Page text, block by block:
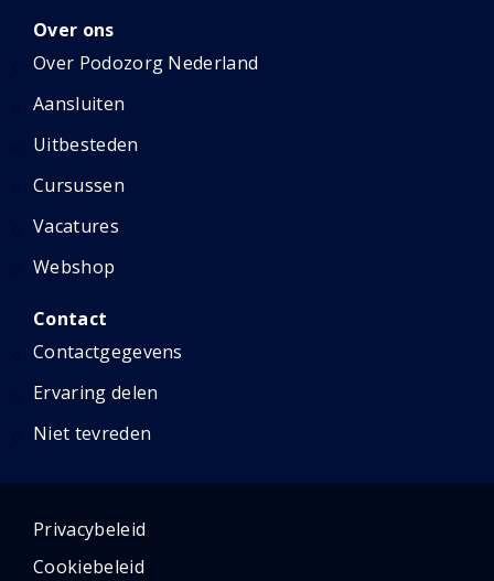
Over ons
Over Podozorg Nederland
Aansluiten
Uitbesteden
Cursussen
Vacatures
Webshop
Contact
Contactgegevens
Ervaring delen
Niet tevreden
Privacybeleid
Cookiebeleid